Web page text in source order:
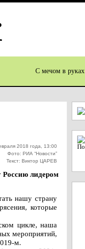
С мечом в руках
2018 года, 13:00
Фото: РИА “Новости”
Текст: Виктор ЦАРЕВ
Россию лидером
нашу страну
которые
цикле, наша
мероприятий,
м.